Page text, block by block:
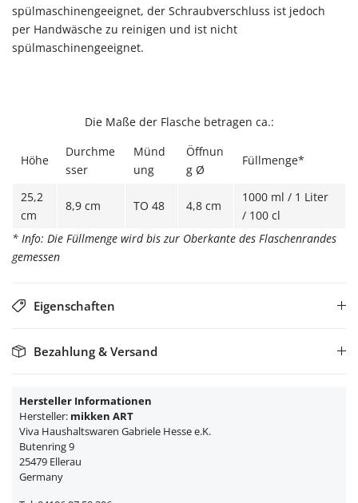
spülmaschinengeeignet, der Schraubverschluss ist jedoch
per Handwäsche zu reinigen und ist nicht
spülmaschinengeeignet.
Die Maße der Flasche betragen ca.:
Höhe
Durchme
sser
Münd
ung
Öffnun
g Ø
Füllmenge*
25,2
cm
8,9 cm TO 48 4,8 cm
1000 ml / 1 Liter
/ 100 cl
* Info: Die Füllmenge wird bis zur Oberkante des Flaschenrandes
gemessen
Eigenschaften
Bezahlung & Versand
Hersteller Informationen
Hersteller: mikken ART
Viva Haushaltswaren Gabriele Hesse e.K.
Butenring 9
25479 Ellerau
Germany